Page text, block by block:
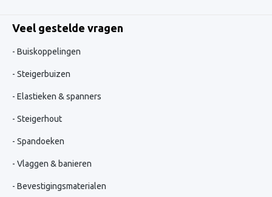
Veel gestelde vragen
Buiskoppelingen
Steigerbuizen
Elastieken & spanners
Steigerhout
Spandoeken
Vlaggen & banieren
Bevestigingsmaterialen